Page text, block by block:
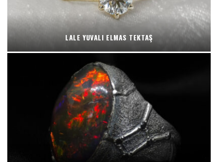
LALE YUVALI ELMAS TEKTAŞ